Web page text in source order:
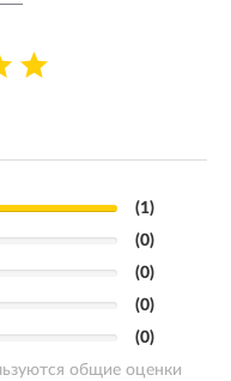
(1)
(0)
(0)
(0)
(0)
общие оценки